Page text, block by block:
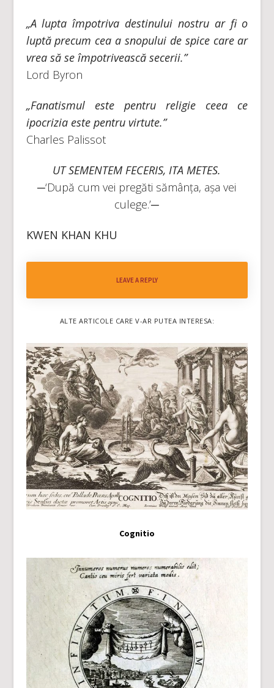
„A lupta împotriva destinului nostru ar fi o
luptă precum cea a snopului de spice care ar
vrea să se împotrivească secerii.”
Lord Byron
„Fanatismul este pentru religie ceea ce
ipocrizia este pentru virtute.”
Charles Palissot
UT SEMENTEM FECERIS, ITA METES.
─‘După cum vei pregăti sămânța, așa vei
culege.’─
KWEN KHAN KHU
LEAVE A REPLY
ALTE ARTICOLE CARE V-AR PUTEA INTERESA:
Cognitio